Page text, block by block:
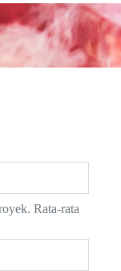
Rata-rata